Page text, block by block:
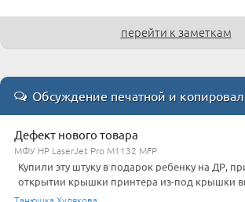
перейти к заметкам
Обсуждение печатной и
Дефект нового товара
МФУ HP LaserJet Pro M1132 MFP
Купили эту штуку в подарок ребенку на ДР,
открытии крышки принтера из-под крышки